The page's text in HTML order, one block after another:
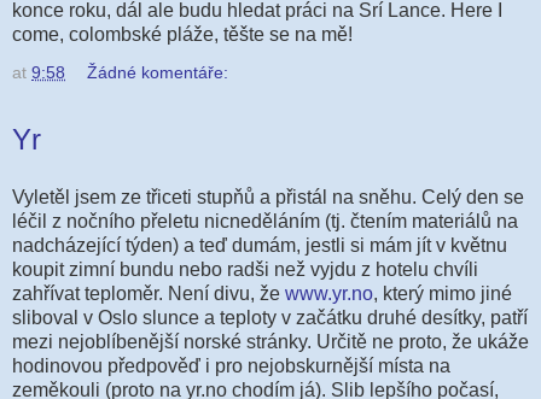
konce roku, dál ale budu hledat práci na Srí Lance. Here I
come, colombské pláže, těšte se na mě!
at 9:58 Žádné komentáře:
Yr
Vyletěl jsem ze třiceti stupňů a přistál na sněhu. Celý den se
léčil z nočního přeletu nicneděláním (tj. čtením materiálů na
nadcházející týden) a teď dumám, jestli si mám jít v květnu
koupit zimní bundu nebo radši než vyjdu z hotelu chvíli
zahřívat teploměr. Není divu, že www.yr.no, který mimo jiné
sliboval v Oslo slunce a teploty v začátku druhé desítky, patří
mezi nejoblíbenější norské stránky. Určitě ne proto, že ukáže
hodinovou předpověď i pro nejobskurnější místa na
zeměkouli (proto na yr.no chodím já). Slib lepšího počasí,